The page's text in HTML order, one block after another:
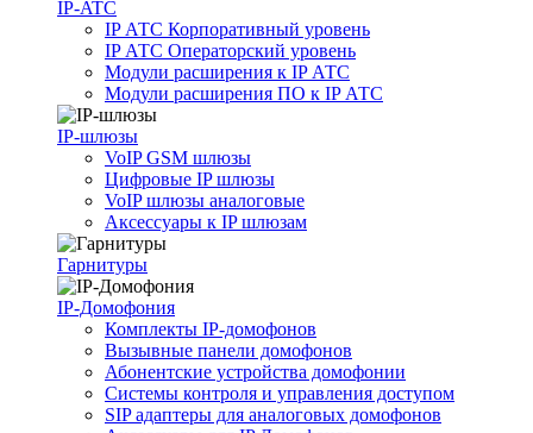
IP-ATC
IP АТС Корпоративный уровень
IP АТС Операторский уровень
Модули расширения к IP АТС
Модули расширения ПО к IP АТС
IP-шлюзы
VoIP GSM шлюзы
Цифровые IP шлюзы
VoIP шлюзы аналоговые
Аксессуары к IP шлюзам
Гарнитуры
IP-Домофония
Комплекты IP-домофонов
Вызывные панели домофонов
Абонентские устройства домофонии
Системы контроля и управления доступом
SIP адаптеры для аналоговых домофонов